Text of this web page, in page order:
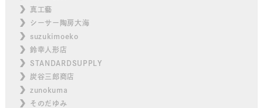
真工藝
シーサー陶房大海
suzukimoeko
鈴幸人形店
STANDARDSUPPLY
炭谷三郎商店
zunokuma
そのだゆみ